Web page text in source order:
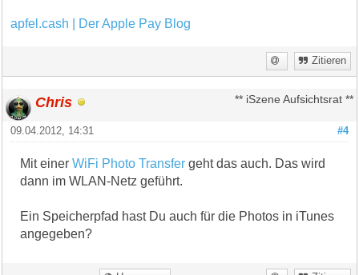
apfel.cash | Der Apple Pay Blog
Zitieren
Chris ** iSzene Aufsichtsrat **
#4
09.04.2012, 14:31
Mit einerWiFi Photo Transfer geht das auch. Das wird
dann im WLAN-Netz geführt.
Ein Speicherpfad hast Du auch für die Photos in iTunes
angegeben?